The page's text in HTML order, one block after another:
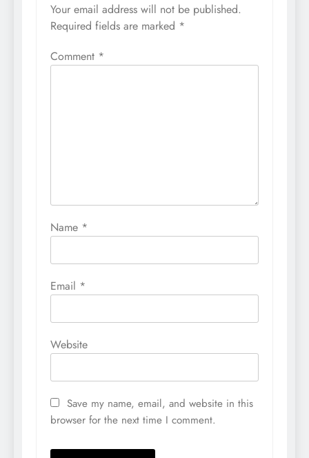
Your email address will not be published.
Required fields are marked *
Comment *
Name *
Email *
Website
Save my name, email, and website in this
browser for the next time I comment.